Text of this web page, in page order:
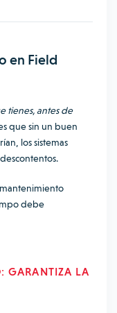
en Field
tienes, antes de
que sin un buen
los sistemas
debe
GARANTIZA LA